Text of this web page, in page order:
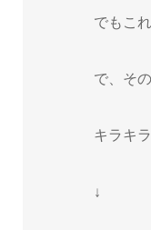
でもこ
で、そ
キラキ
↓